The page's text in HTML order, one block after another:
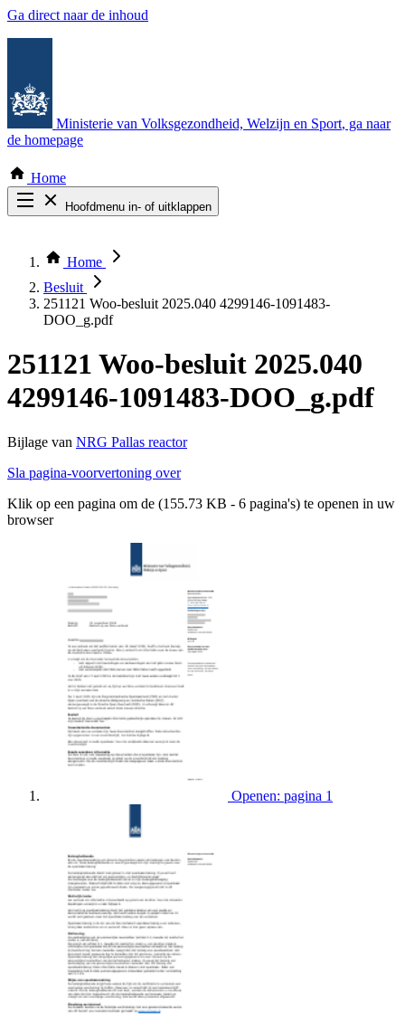
Ga direct naar de inhoud
Ministerie van Volksgezondheid, Welzijn en Sport, ga naar
de homepage
Home
Hoofdmenu in- of uitklappen
Thema COVID-19
Bekijk per bestuursorgaan
Home
Besluit
251121 Woo-besluit 2025.040 4299146-1091483-
DOO_g.pdf
251121 Woo-besluit 2025.040
4299146-1091483-DOO_g.pdf
Bijlage van NRG Pallas reactor
Sla pagina-voorvertoning over
Klik op een pagina om de (155.73 KB - 6 pagina's) te openen in uw
browser
Openen: pagina 1